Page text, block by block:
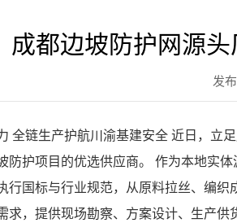
成都边坡防护网源
发
全链生产护航川渝基建安全 近日，立
防护项目的优选供应商。 作为本地实
行国标与行业规范，从原料拉丝、编
求，提供现场勘察、方案设计、生产